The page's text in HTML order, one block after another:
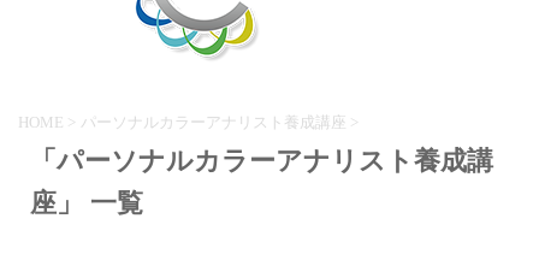
HOME > パーソナルカラーアナリスト養成講座 >
「パーソナルカラーアナリスト養成講
座」 一覧